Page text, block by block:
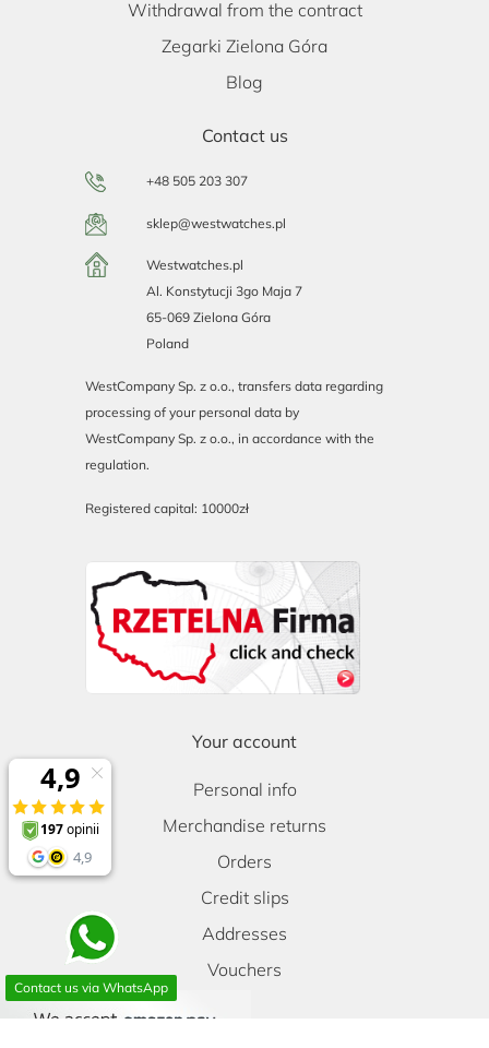
Withdrawal from the contract
Zegarki Zielona Góra
Blog
Contact us
+48 505 203 307
sklep@westwatches.pl
Westwatches.pl
Al. Konstytucji 3go Maja 7
65-069 Zielona Góra
Poland
WestCompany Sp. z o.o., transfers data regarding
processing of your personal data by
WestCompany Sp. z o.o., in accordance with the
regulation.
Registered capital: 10000zł
Your account
Personal info
Merchandise returns
Orders
Credit slips
Addresses
Vouchers
Contact us via WhatsApp